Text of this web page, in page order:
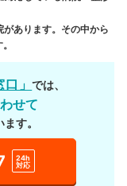
があります。その中から
口」では、
せて
す。
24h
対応